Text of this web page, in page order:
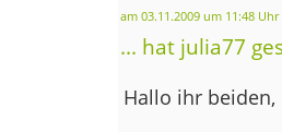
am 03.11.2009 um 11:48 Uhr
... hat julia77
Hallo ihr beiden,